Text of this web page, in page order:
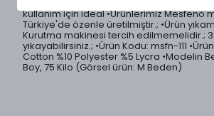
kullanım için ideal •Ürünlerimiz Mesfeno
Türkiye'de özenle üretilmiştir.; •Ürün
Kurutma makinesi tercih edilmemelidir.;
yıkayabilirsiniz.; •Ürün Kodu: msfn-111
Cotton %10 Polyester %5 Lycra •Modelin
Boy, 75 Kilo (Görsel ürün: M Beden)